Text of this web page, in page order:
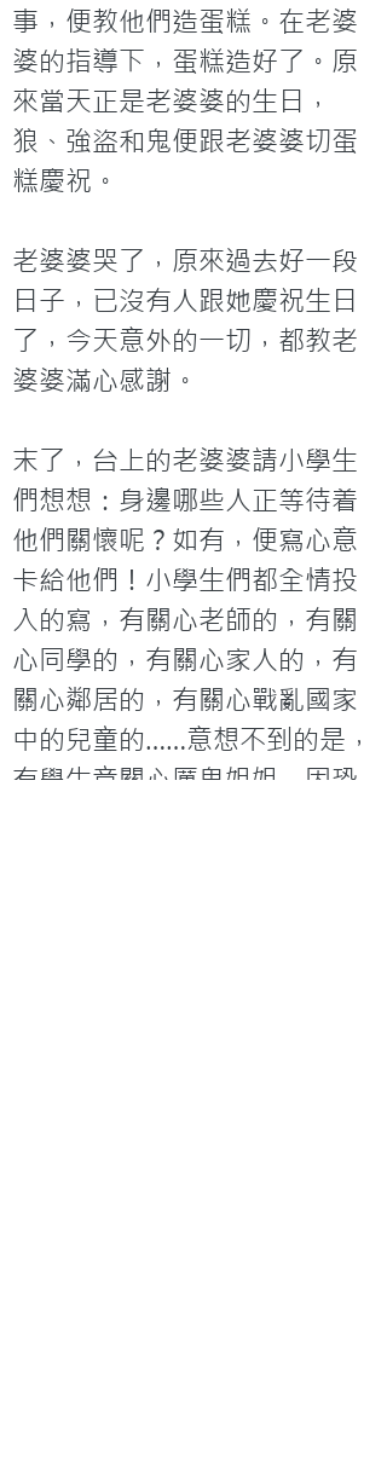
事，便教他們造蛋糕。在老婆
婆的指導下，蛋糕造好了。原
來當天正是老婆婆的生日，
狼、強盜和鬼便跟老婆婆切蛋
糕慶祝。
老婆婆哭了，原來過去好一段
日子，已沒有人跟她慶祝生日
了，今天意外的一切，都教老
婆婆滿心感謝。
末了，台上的老婆婆請小學生
們想想：身邊哪些人正等待着
他們關懷呢？如有，便寫心意
卡給他們！小學生們都全情投
入的寫，有關心老師的，有關
心同學的，有關心家人的，有
關心鄰居的，有關心戰亂國家
中的兒童的……意想不到的是，
有學生竟關心厲鬼姐姐，因恐